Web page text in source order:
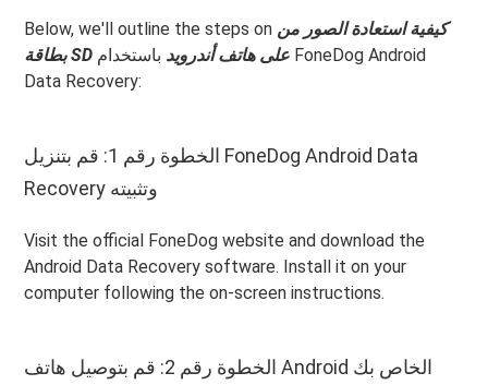
Below, we'll outline the steps on كيفية استعادة الصور من
بطاقة SD على هاتف أندرويد باستخدام FoneDog Android
Data Recovery:
الخطوة رقم 1: قم بتنزيل FoneDog Android Data
Recovery وتثبيته
Visit the official FoneDog website and download the
Android Data Recovery software. Install it on your
computer following the on-screen instructions.
الخطوة رقم 2: قم بتوصيل هاتف Android الخاص بك